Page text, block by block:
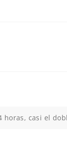
horas, casi el